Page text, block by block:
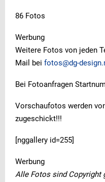
86 Fotos
Werbung
Weitere Fotos von jeden
Mail bei fotos@dg-
Bei Fotoanfragen
Vorschaufotos werden
zugeschickt!!!
[nggallery id=255]
Werbung
Alle Fotos sind Copyright